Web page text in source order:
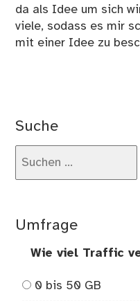
da als Idee um sich
viele, sodass es mir
mit einer Idee zu
Suche
Umfrage
Wie viel Traffic
0 bis 50 GB